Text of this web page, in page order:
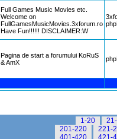
Full Games Music Movies etc.
Welcome on
FullGamesMusicMovies.3xforum.ro
Have Fun!!!!!! DISCLAIMER:W
Pagina de start a forumului KoRuS
& AmX
1-20
201-220
221-
401-420
421-